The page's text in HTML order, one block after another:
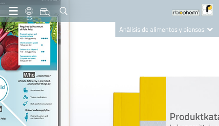
ES
Análisis de alimentos y piensos
Nutrition Care